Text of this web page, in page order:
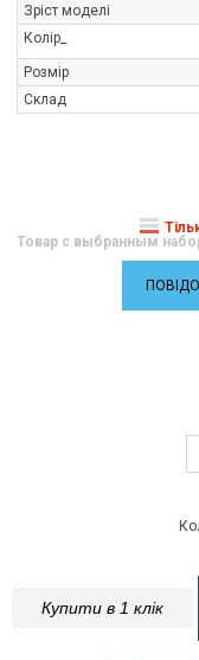
Зріст моделі
Колір_
Розмір
Склад
Товар с выбранным
Купити в 1 клік